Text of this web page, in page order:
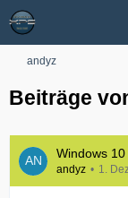
andyz
Beiträge
Windows
andyz 1.